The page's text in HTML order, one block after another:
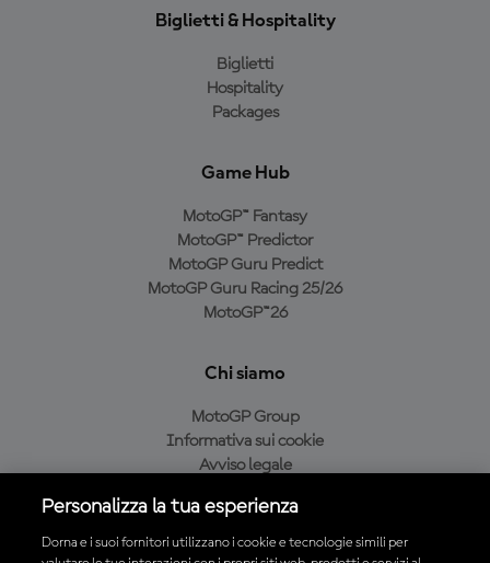
Biglietti & Hospitality
Biglietti
Hospitality
Packages
Game Hub
MotoGP™ Fantasy
MotoGP™ Predictor
MotoGP Guru Predict
MotoGP Guru Racing 25/26
MotoGP™26
Chi siamo
MotoGP Group
Informativa sui cookie
Avviso legale
Condizioni di acquisto
Personalizza la tua esperienza
Dorna e i suoi fornitori utilizzano i cookie e tecnologie simili per